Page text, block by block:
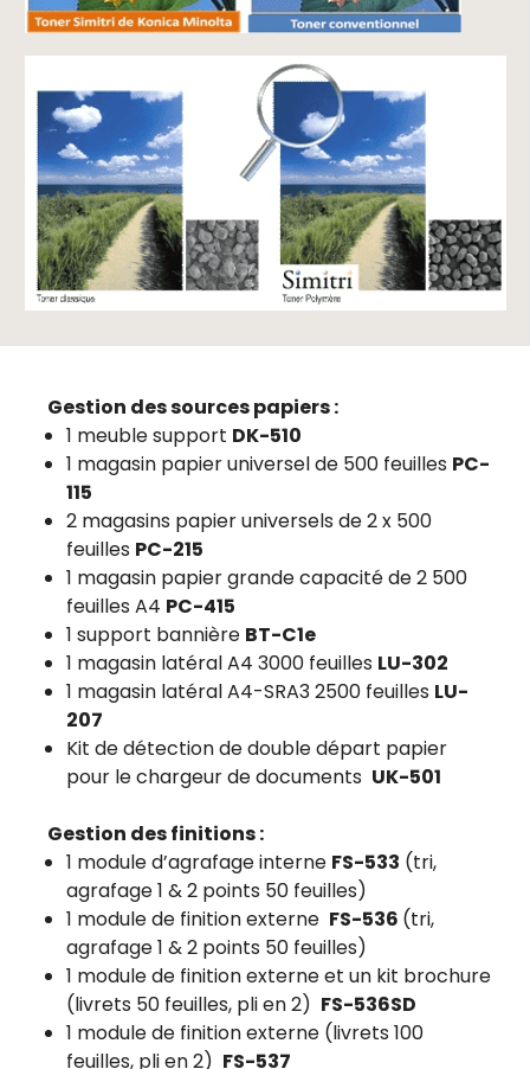
Gestion des sources papiers :
1 meuble support DK-510
1 magasin papier universel de 500 feuilles PC-
115
2 magasins papier universels de 2 x 500
feuilles PC-215
1 magasin papier grande capacité de 2 500
feuilles A4 PC-415
1 support bannière BT-C1e
1 magasin latéral A4 3000 feuilles LU-302
1 magasin latéral A4-SRA3 2500 feuilles LU-
207
Kit de détection de double départ papier
pour le chargeur de documents UK-501
Gestion des finitions :
1 module d’agrafage interne FS-533 (tri,
agrafage 1 & 2 points 50 feuilles)
1 module de finition externe FS-536 (tri,
agrafage 1 & 2 points 50 feuilles)
1 module de finition externe et un kit brochure
(livrets 50 feuilles, pli en 2) FS-536SD
1 module de finition externe (livrets 100
feuilles, pli en 2) FS-537